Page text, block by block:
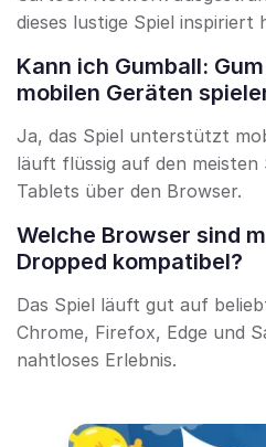
dieses lustige Spiel inspiriert
Kann ich Gumball:
mobilen Geräten
Ja, das Spiel unterstützt
läuft flüssig auf den meisten
Tablets über den Browser.
Welche Browser sind
Dropped kompatibel?
Das Spiel läuft gut auf
Chrome, Firefox, Edge und
nahtloses Erlebnis.